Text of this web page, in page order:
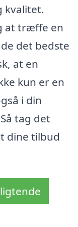
kvalitet.
at træffe en
det bedste
at en
kun er en
i din
tag det
dine tilbud